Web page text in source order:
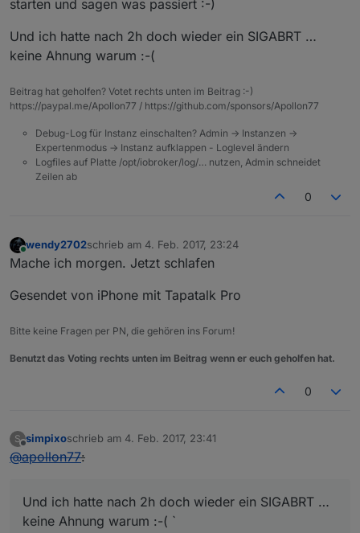
starten und sagen was passiert :-)
Und ich hatte nach 2h doch wieder ein SIGABRT …
keine Ahnung warum :-(
Beitrag hat geholfen? Votet rechts unten im Beitrag :-)
https://paypal.me/Apollon77 / https://github.com/sponsors/Apollon77
Debug-Log für Instanz einschalten? Admin -> Instanzen ->
Expertenmodus -> Instanz aufklappen - Loglevel ändern
Logfiles auf Platte /opt/iobroker/log/… nutzen, Admin schneidet
Zeilen ab
0
Online
wendy2702schrieb am 4. Feb. 2017, 23:24
zuletzt editiert von
Mache ich morgen. Jetzt schlafen
Gesendet von iPhone mit Tapatalk Pro
Bitte keine Fragen per PN, die gehören ins Forum!
Benutzt das Voting rechts unten im Beitrag wenn er euch geholfen hat.
0
S
Offline
simpixoschrieb am 4. Feb. 2017, 23:41
zuletzt editiert von
@apollon77:
Und ich hatte nach 2h doch wieder ein SIGABRT …
keine Ahnung warum :-( `